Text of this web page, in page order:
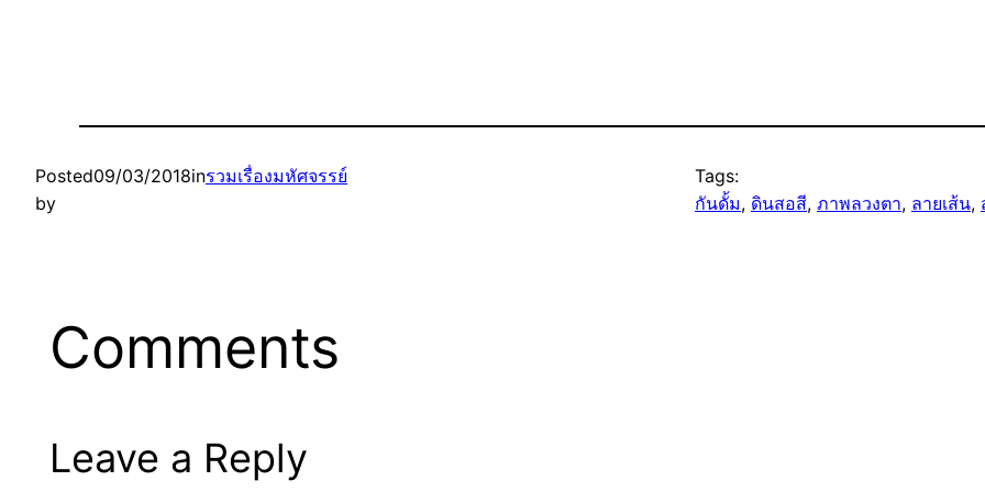
Posted09/03/2018inรวมเรื่องมหัศจรรย์
by
Tags:
กันดั้ม, ดินสอสี, ภาพลวงตา, ลายเส้น,
Comments
Leave a Reply